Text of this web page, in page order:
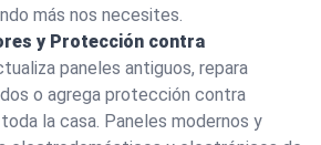
más nos necesites.
y Protección contra
paneles antiguos, repara
o agrega protección contra
la casa. Paneles modernos y